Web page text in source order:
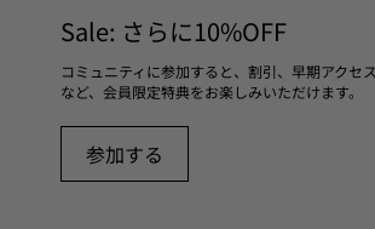
Sale: さらに10%OFF
コミュニティに参加すると、割引、早期アクセ
など、会員限定特典をお楽しみいただけます。
参加する